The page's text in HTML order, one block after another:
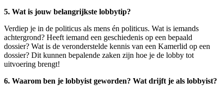
5. Wat is jouw belangrijkste lobbytip?
Verdiep je in de politicus als mens én politicus. Wat is iemands
achtergrond? Heeft iemand een geschiedenis op een bepaald
dossier? Wat is de veronderstelde kennis van een Kamerlid op een
dossier? Dit kunnen bepalende zaken zijn hoe je de lobby tot
uitvoering brengt!
6. Waarom ben je lobbyist geworden? Wat drijft je als lobbyist?